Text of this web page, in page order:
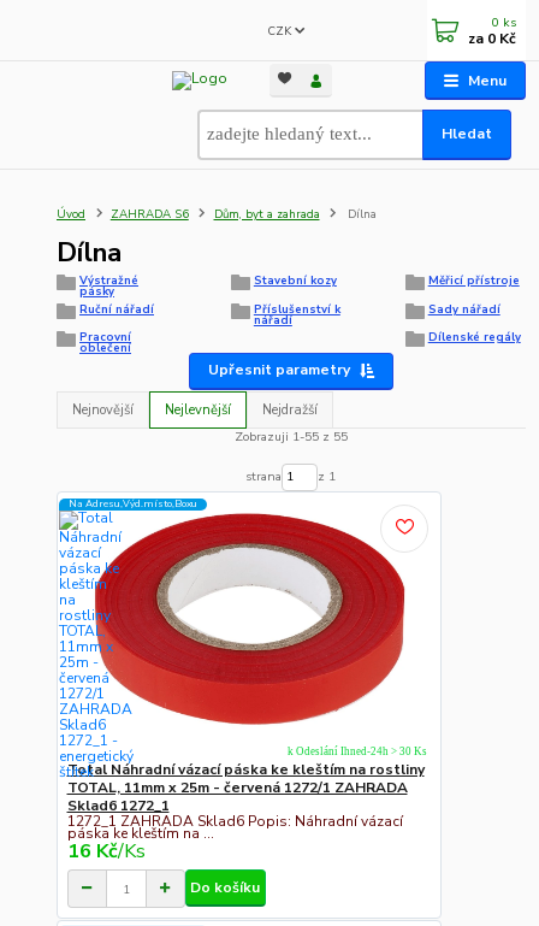
Menu
CZK
Hledat
0 ks
za 0 Kč
Úvod ZAHRADA S6 Dům, byt a zahrada Dílna
Dílna
Výstražné
pásky
Stavební kozy
Měřicí přístroje
Ruční nářadí
Příslušenství k
nářadí
Sady nářadí
Pracovní
oblečení
Dílenské regály
Upřesnit parametry
Nejnovější Nejlevnější
Nejdražší
Zobrazuji 1-55 z 55
strana z 1
Na Adresu,Výd.místo,Boxu
Total Náhradní vázací páska ke kleštím na rostliny
TOTAL, 11mm x 25m - červená 1272/1 ZAHRADA
Sklad6 1272_1
1272_1 ZAHRADA Sklad6 Popis: Náhradní vázací
páska ke kleštím na ...
16 Kč/Ks
k Odeslání Ihned-24h > 30 Ks
Do košíku